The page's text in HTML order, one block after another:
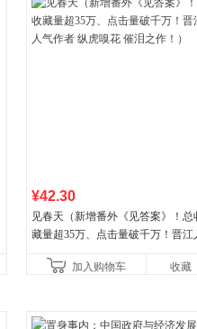
¥42.30
见春天（新增番外《见答案》！总
藏量超35万、点击量破千万！晋江
加入购物车
收藏